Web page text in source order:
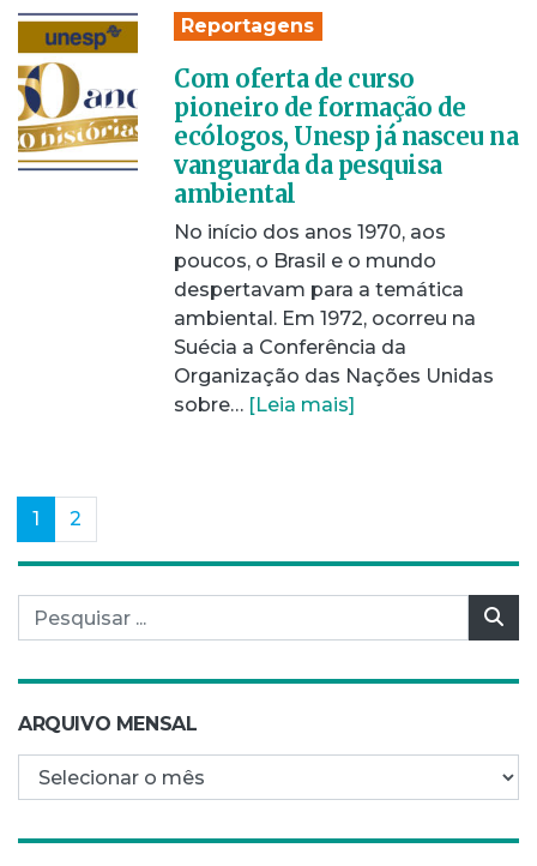
Reportagens
Com oferta de curso
pioneiro de formação de
ecólogos, Unesp já nasceu na
vanguarda da pesquisa
ambiental
No início dos anos 1970, aos
poucos, o Brasil e o mundo
despertavam para a temática
ambiental. Em 1972, ocorreu na
Suécia a Conferência da
Organização das Nações Unidas
sobre… [Leia mais]
1 (current)
2
Pesquisar por:
ARQUIVO MENSAL
Arquivo mensal